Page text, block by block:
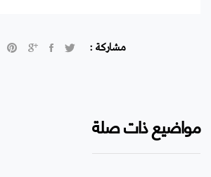
مشاركة :
مواضيع ذات صلة